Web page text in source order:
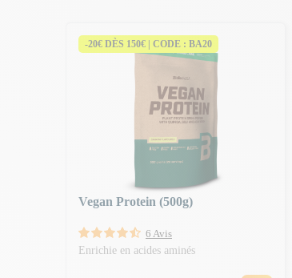
-20€ DÈS 150€ | CODE : BA20
Vegan Protein (500g)
6 Avis
Enrichie en acides aminés